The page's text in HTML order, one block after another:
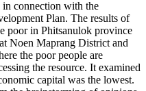
connection with the
Plan. The results of
poor in Phitsanulok province
Noen Maprang District and
the poor people are
the resource. It examined
capital was the lowest.